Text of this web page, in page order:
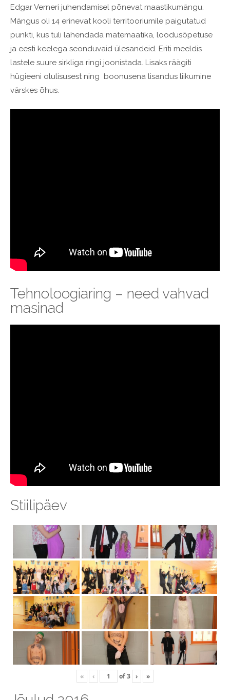
Edgar Verneri juhendamisel põnevat maastikumängu.
Mängus oli 14 erinevat kooli territooriumile paigutatud
punkti, kus tuli lahendada matemaatika, loodusõpetuse
ja eesti keelega seonduvaid ülesandeid. Eriti meeldis
lastele suure sirkliga ringi joonistada. Lisaks räägiti
hügieeni olulisusest ning boonusena lisandus liikumine
värskes õhus.
Tehnoloogiaring – need vahvad
masinad
Stiilipäev
« ‹ of3 › »